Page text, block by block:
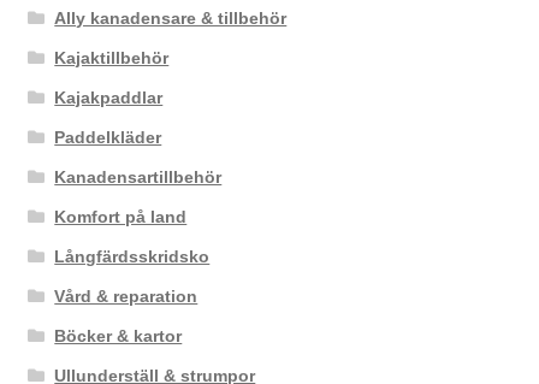
Ally kanadensare & tillbehör
Kajaktillbehör
Kajakpaddlar
Paddelkläder
Kanadensartillbehör
Komfort på land
Långfärdsskridsko
Vård & reparation
Böcker & kartor
Ullunderställ & strumpor